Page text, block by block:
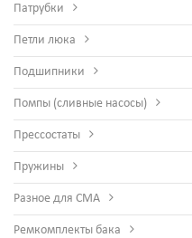
Патрубки
Петли люка
Подшипники
Помпы (сливные насосы)
Прессостаты
Пружины
Разное для СМА
Ремкомплекты бака